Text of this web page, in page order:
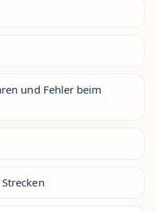
und Fehler beim